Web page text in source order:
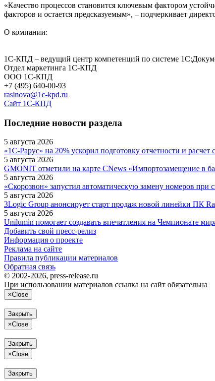
«Качество процессов становится ключевым фактором
факторов и остается предсказуемым», – подчеркивает
О компании:
1С-КПД – ведущий центр компетенций по системе
Отдел маркетинга 1С-КПД
ООО 1С-КПД
+7 (495) 640-00-93
rasinova@1c-kpd.ru
Сайт 1С-КПД
Последние новости раздела
5 августа 2026
«1С-Рарус» на 20% ускорил подготовку отчетности и расчет
5 августа 2026
GMONIT отметили на карте CNews «Импортозамещение в
5 августа 2026
«Скорозвон» запустил автоматическую замену номеров при
5 августа 2026
3Logic Group анонсирует старт продаж новой линейки ПК
5 августа 2026
Unilumin помогает создавать впечатления на Чемпионате
Добавить свой пресс-релиз
Информация о проекте
Реклама на сайте
Правила публикации материалов
Обратная связь
© 2002-2026, press-release.ru
При использовании материалов ссылка на сайт обязательна
×Close
Закрыть
×Close
Закрыть
×Close
Закрыть